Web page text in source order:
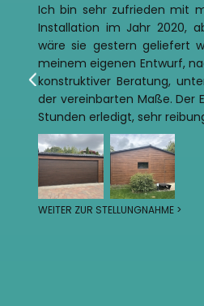
Ich bin sehr zufrieden mit
Installation im Jahr 2020,
wäre sie gestern geliefert
meinem eigenen Entwurf,
konstruktiver Beratung,
der vereinbarten Maße. Der
Stunden erledigt, sehr
WEITER ZUR STELLUNGNAHME >